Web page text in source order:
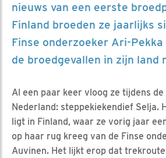
nieuws van een eerste
Finland broeden ze jaarlijks
Finse onderzoeker Ari-
de broedgevallen in zijn land
Al een paar keer vloog ze tijdens
Nederland: steppekiekendief Selja.
ligt in Finland, waar ze vorig jaar
op haar rug kreeg van de Finse
Auvinen. Het lijkt erop dat